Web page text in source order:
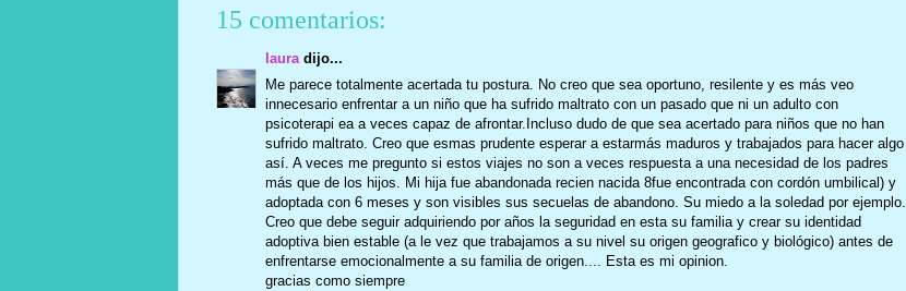
15 comentarios:
lauradijo...
Me parece totalmente acertada tu postura. No creo que sea oportuno, resilente y es más veo
innecesario enfrentar a un niño que ha sufrido maltrato con un pasado que ni un adulto con
psicoterapi ea a veces capaz de afrontar.Incluso dudo de que sea acertado para niños que no han
sufrido maltrato. Creo que esmas prudente esperar a estarmás maduros y trabajados para hacer algo
así. A veces me pregunto si estos viajes no son a veces respuesta a una necesidad de los padres
más que de los hijos. Mi hija fue abandonada recien nacida 8fue encontrada con cordón umbilical) y
adoptada con 6 meses y son visibles sus secuelas de abandono. Su miedo a la soledad por ejemplo.
Creo que debe seguir adquiriendo por años la seguridad en esta su familia y crear su identidad
adoptiva bien estable (a le vez que trabajamos a su nivel su origen geografico y biológico) antes de
enfrentarse emocionalmente a su familia de origen.... Esta es mi opinion.
gracias como siempre